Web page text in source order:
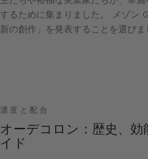
するために集まりました。 メゾン
新の創作」を発表することを選び
濃度と配合
オーデコロン：歴史、
イド